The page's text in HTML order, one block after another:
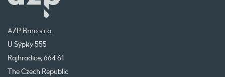
AZP Brno s.r.o.
U Sýpky 555
Rajhradice, 664 61
The Czech Republic